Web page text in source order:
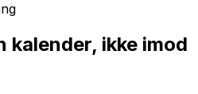
kalender, ikke imod